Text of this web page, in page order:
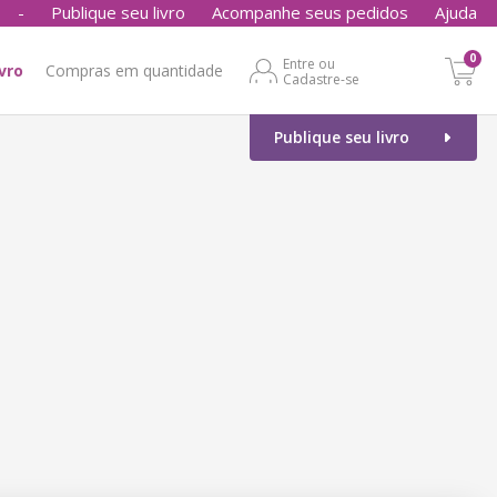
- Publique seu livro Acompanhe seus pedidos Ajuda
Compras em quantidade
Entre ou
Cadastre-se
0
Publique seu livro